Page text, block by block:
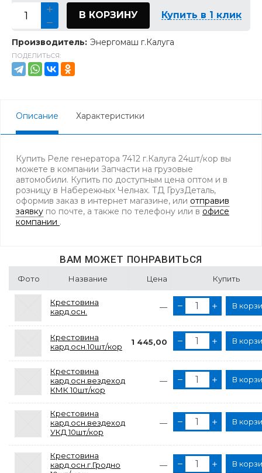
В КОРЗИНУ Купить в 1 клик
Производитель: Энергомаш г.Калуга
ПОДЕЛИТЬСЯ:
Описание Характеристики
Купить Реле генератора 7412 г.Калуга 24шт/кор вы
можете в компании Запчасти на грузовые
автомобили. Купить по доступным цена оптом и в
розницу в Набережных Челнах. ТД ГрузДеталь,
оформив заказ в интернет магазине, или отправив
заявку по почте, а также по телефону или в офисе
компании .
ВАМ МОЖЕТ ПОНРАВИТЬСЯ
Фото Название Цена Купить
Крестовина
кард.осн.
— В
Крестовина
кард.осн.10шт/кор
1 445,00 В
Крестовина
кард.осн.вездеход
КМК 10шт/кор
— В
Крестовина
кард.осн.вездеход
УКД 10шт/кор
— В
Крестовина
кард.осн.г.Гродно
— В